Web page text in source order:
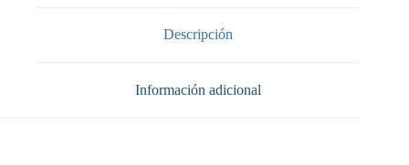
Descripción
Información adicional